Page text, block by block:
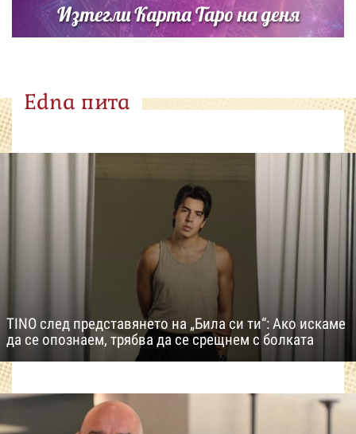
Изтегли Карта Таро на деня
Edna пита
TINO след представянето на „Била си ти“: Ако искаме
да се опознаем, трябва да се срещнем с болката